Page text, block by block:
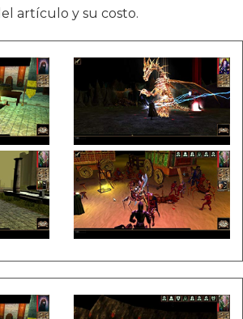
artículo y su costo.